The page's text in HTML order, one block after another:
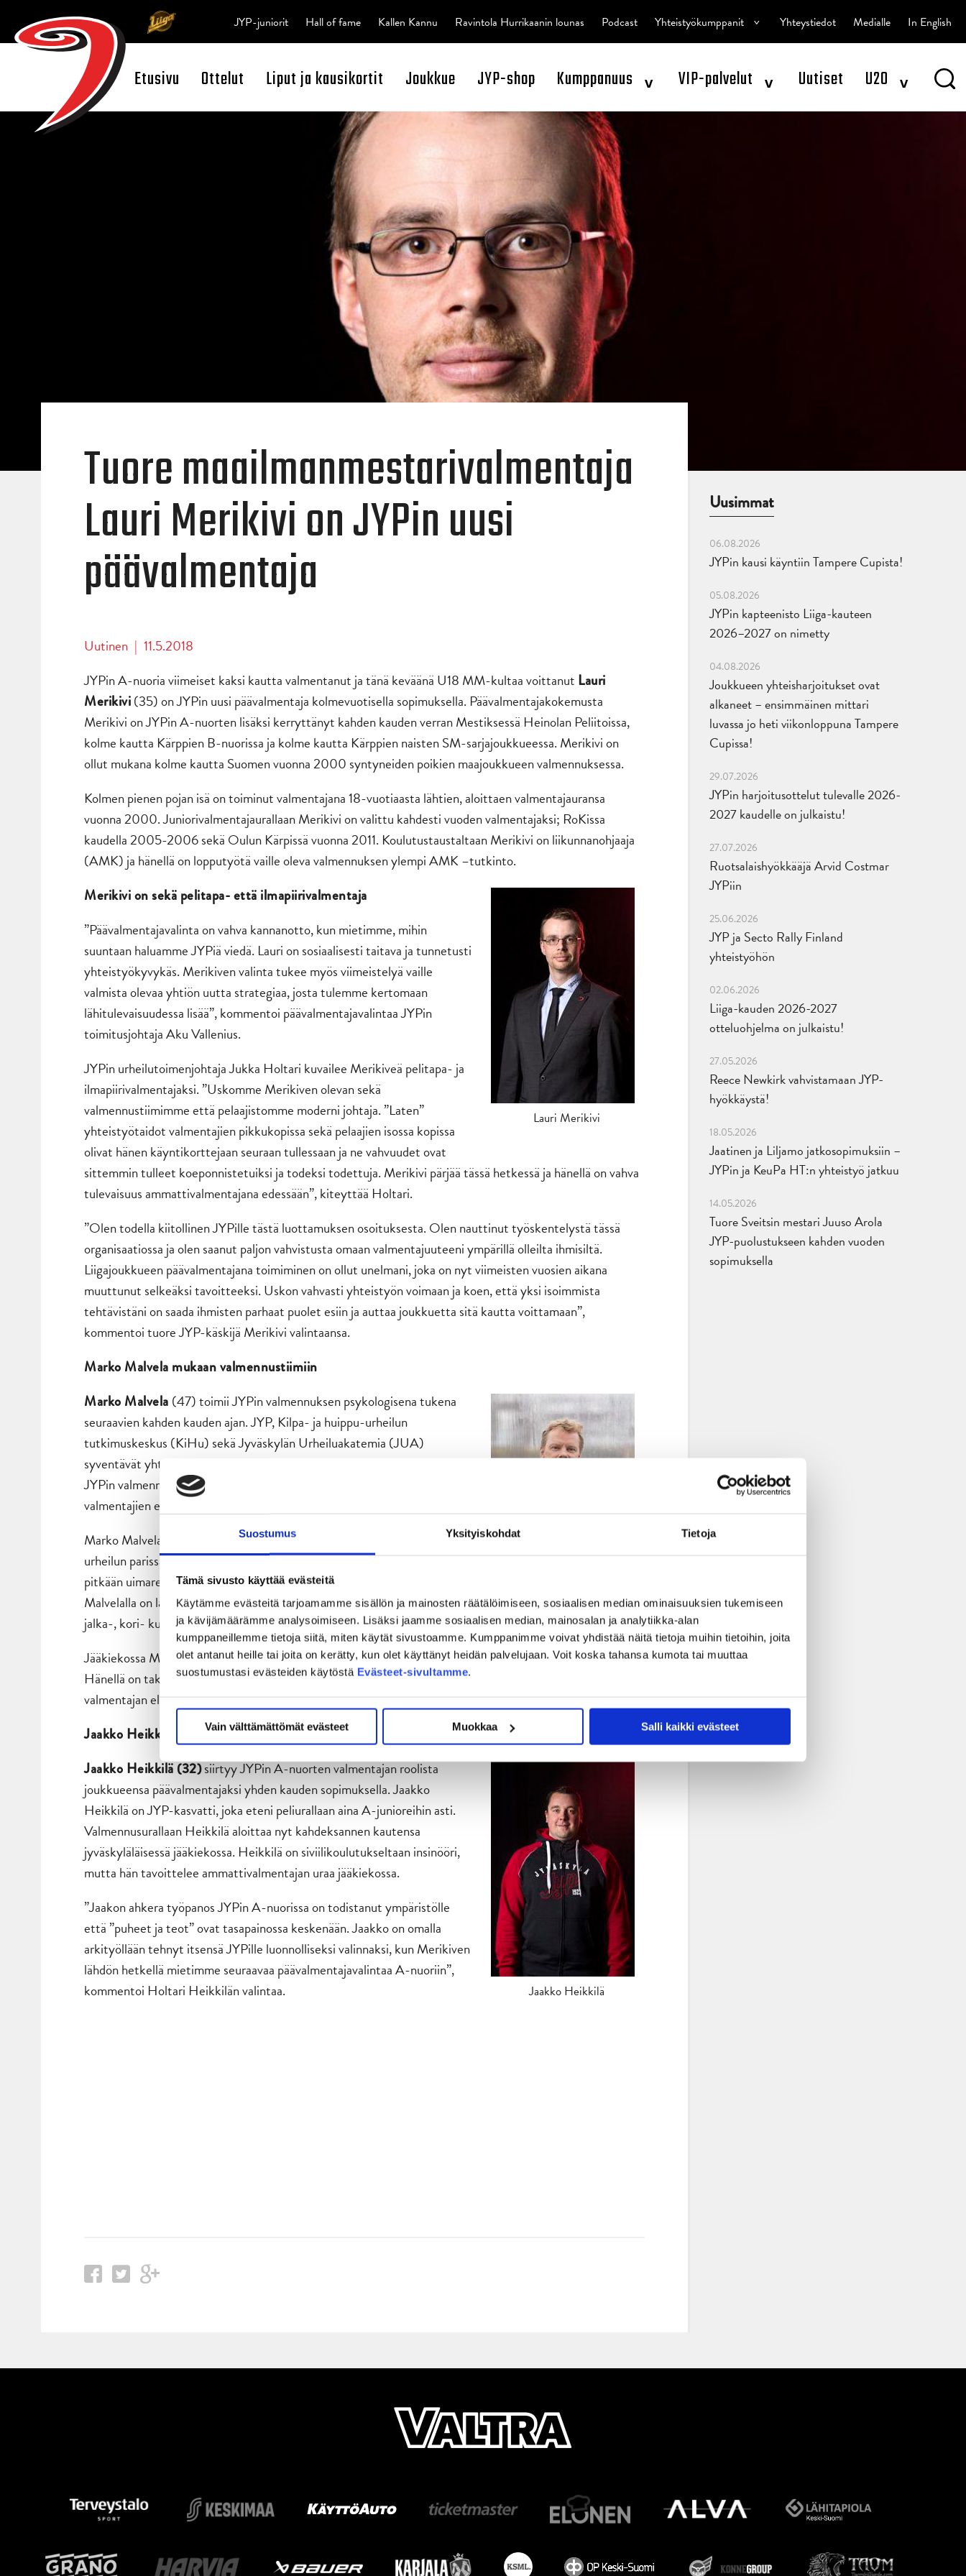
Suostumus Yksityiskohdat Tietoja
Tämä sivusto käyttää evästeitä
Käytämme evästeitä tarjoamamme sisällön ja mainosten räätälöimiseen, sosiaalisen median ominaisuuksien tukemiseen
ja kävijämäärämme analysoimiseen. Lisäksi jaamme sosiaalisen median, mainosalan ja analytiikka-alan
kumppaneillemme tietoja siitä, miten käytät sivustoamme. Kumppanimme voivat yhdistää näitä tietoja muihin tietoihin, joita
olet antanut heille tai joita on kerätty, kun olet käyttänyt heidän palvelujaan. Voit koska tahansa kumota tai muuttaa
suostumustasi evästeiden käytöstä Evästeet-sivultamme.
Vain välttämättömät evästeet Muokkaa Salli kaikki evästeet
Open Search
Etusivu Ottelut Liput ja kausikortit Joukkue JYP-shop Kumppanuus ^ VIP-palvelut ^ Uutiset U20 ^
JYP-juniorit Hall of fame Kallen Kannu Ravintola Hurrikaanin lounas Podcast Yhteistyökumppanit ^ Yhteystiedot Medialle In English
Tuore maailmanmestarivalmentaja
Lauri Merikivi on JYPin uusi
päävalmentaja
Uutinen | 11.5.2018
JYPin A-nuoria viimeiset kaksi kautta valmentanut ja tänä keväänä U18 MM-kultaa voittanut Lauri
Merikivi(35) on JYPin uusi päävalmentaja kolmevuotisella sopimuksella. Päävalmentajakokemusta
Merikivi on JYPin A-nuorten lisäksi kerryttänyt kahden kauden verran Mestiksessä Heinolan Peliitoissa,
kolme kautta Kärppien B-nuorissa ja kolme kautta Kärppien naisten SM-sarjajoukkueessa. Merikivi on
ollut mukana kolme kautta Suomen vuonna 2000 syntyneiden poikien maajoukkueen valmennuksessa.
Kolmen pienen pojan isä on toiminut valmentajana 18-vuotiaasta lähtien, aloittaen valmentajauransa
vuonna 2000. Juniorivalmentajaurallaan Merikivi on valittu kahdesti vuoden valmentajaksi; RoKissa
kaudella 2005-2006 sekä Oulun Kärpissä vuonna 2011. Koulutustaustaltaan Merikivi on liikunnanohjaaja
(AMK) ja hänellä on lopputyötä vaille oleva valmennuksen ylempi AMK –tutkinto.
Lauri Merikivi
Merikivi on sekä pelitapa- että ilmapiirivalmentaja
”Päävalmentajavalinta on vahva kannanotto, kun mietimme, mihin
suuntaan haluamme JYPiä viedä. Lauri on sosiaalisesti taitava ja tunnetusti
yhteistyökyvykäs. Merikiven valinta tukee myös viimeistelyä vaille
valmista olevaa yhtiön uutta strategiaa, josta tulemme kertomaan
lähitulevaisuudessa lisää”, kommentoi päävalmentajavalintaa JYPin
toimitusjohtaja Aku Vallenius.
JYPin urheilutoimenjohtaja Jukka Holtari kuvailee Merikiveä pelitapa- ja
ilmapiirivalmentajaksi. ”Uskomme Merikiven olevan sekä
valmennustiimimme että pelaajistomme moderni johtaja. ”Laten”
yhteistyötaidot valmentajien pikkukopissa sekä pelaajien isossa kopissa
olivat hänen käyntikorttejaan seuraan tullessaan ja ne vahvuudet ovat
sittemmin tulleet koeponnistetuiksi ja todeksi todettuja. Merikivi pärjää tässä hetkessä ja hänellä on vahva
tulevaisuus ammattivalmentajana edessään”, kiteyttää Holtari.
”Olen todella kiitollinen JYPille tästä luottamuksen osoituksesta. Olen nauttinut työskentelystä tässä
organisaatiossa ja olen saanut paljon vahvistusta omaan valmentajuuteeni ympärillä olleilta ihmisiltä.
Liigajoukkueen päävalmentajana toimiminen on ollut unelmani, joka on nyt viimeisten vuosien aikana
muuttunut selkeäksi tavoitteeksi. Uskon vahvasti yhteistyön voimaan ja koen, että yksi isoimmista
tehtävistäni on saada ihmisten parhaat puolet esiin ja auttaa joukkuetta sitä kautta voittamaan”,
kommentoi tuore JYP-käskijä Merikivi valintaansa.
Marko Malvela mukaan valmennustiimiin
Marko Malvela
Marko Malvela (47) toimii JYPin valmennuksen psykologisena tukena
seuraavien kahden kauden ajan. JYP, Kilpa- ja huippu-urheilun
tutkimuskeskus (KiHu) sekä Jyväskylän Urheiluakatemia (JUA)
syventävät yhteistyötään mahdollistamalla Marko Malvelan työpanoksen
JYPin valmennuksen tukena. Malvela työskentelee JYPissä sekä
valmentajien että pelaajien kanssa.
Marko Malvelalla on yli kahden vuosikymmenen työkokemus huippu-
urheilun parissa työskentelemisestä. Yksilöurheilussa hän on toiminut
pitkään uimareiden tukena kansainvälisellä tasolla. Joukkueurheilusta
Malvelalla on laaja kokemus palloilun kotimaisissa pääsarjoissamme, niin
jalka-, kori- kuin pesäpallossakin.
Jääkiekossa Malvela on tuttu mies Hippoksen ympäristössä Jyväskylässä.
Hänellä on takanaan jo useiden vuosien laadukas yhteistyö kolmen JYPissä nykyisin vaikuttavan
valmentajan eli Lauri Merikiven, Jukka Ahvenjärven sekä Jarkko Hyytiän kanssa.
Jaakko Heikkilä on JYPin A-nuorten uusi päävalmentaja
Jaakko Heikkilä
Jaakko Heikkilä (32)siirtyy JYPin A-nuorten valmentajan roolista
joukkueensa päävalmentajaksi yhden kauden sopimuksella. Jaakko
Heikkilä on JYP-kasvatti, joka eteni peliurallaan aina A-junioreihin asti.
Valmennusurallaan Heikkilä aloittaa nyt kahdeksannen kautensa
jyväskyläläisessä jääkiekossa. Heikkilä on siviilikoulutukseltaan insinööri,
mutta hän tavoittelee ammattivalmentajan uraa jääkiekossa.
”Jaakon ahkera työpanos JYPin A-nuorissa on todistanut ympäristölle
että ”puheet ja teot” ovat tasapainossa keskenään. Jaakko on omalla
arkityöllään tehnyt itsensä JYPille luonnolliseksi valinnaksi, kun Merikiven
lähdön hetkellä mietimme seuraavaa päävalmentajavalintaa A-nuoriin”,
kommentoi Holtari Heikkilän valintaa.
Uusimmat
06.08.2026
JYPin kausi käyntiin Tampere Cupista!
05.08.2026
JYPin kapteenisto Liiga-kauteen
2026–2027 on nimetty
04.08.2026
Joukkueen yhteisharjoitukset ovat
alkaneet – ensimmäinen mittari
luvassa jo heti viikonloppuna Tampere
Cupissa!
29.07.2026
JYPin harjoitusottelut tulevalle 2026-
2027 kaudelle on julkaistu!
27.07.2026
Ruotsalaishyökkääjä Arvid Costmar
JYPiin
25.06.2026
JYP ja Secto Rally Finland
yhteistyöhön
02.06.2026
Liiga-kauden 2026-2027
otteluohjelma on julkaistu!
27.05.2026
Reece Newkirk vahvistamaan JYP-
hyökkäystä!
18.05.2026
Jaatinen ja Liljamo jatkosopimuksiin –
JYPin ja KeuPa HT:n yhteistyö jatkuu
14.05.2026
Tuore Sveitsin mestari Juuso Arola
JYP-puolustukseen kahden vuoden
sopimuksella